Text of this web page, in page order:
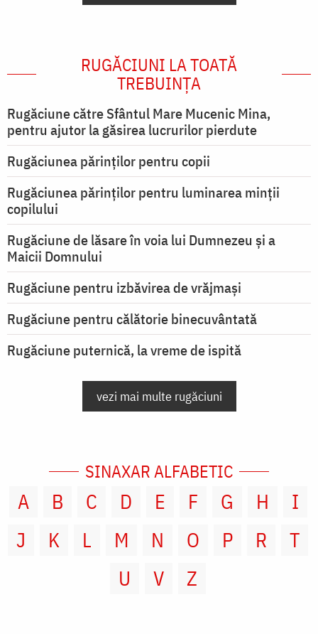
RUGĂCIUNI LA TOATĂ
TREBUINȚA
Rugăciune către Sfântul Mare Mucenic Mina,
pentru ajutor la găsirea lucrurilor pierdute
Rugăciunea părinților pentru copii
Rugăciunea părinților pentru luminarea minţii
copilului
Rugăciune de lăsare în voia lui Dumnezeu şi a
Maicii Domnului
Rugăciune pentru izbăvirea de vrăjmași
Rugăciune pentru călătorie binecuvântată
Rugăciune puternică, la vreme de ispită
vezi mai multe rugăciuni
SINAXAR ALFABETIC
A B C D E F G H
I
J
K L M N O P R
T
U
V Z